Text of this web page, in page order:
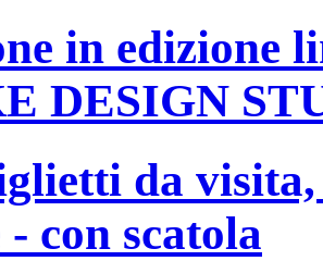
in edizione
DESIGN
da
con scatola